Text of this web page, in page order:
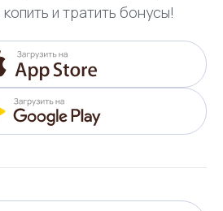
и тратить бонусы!